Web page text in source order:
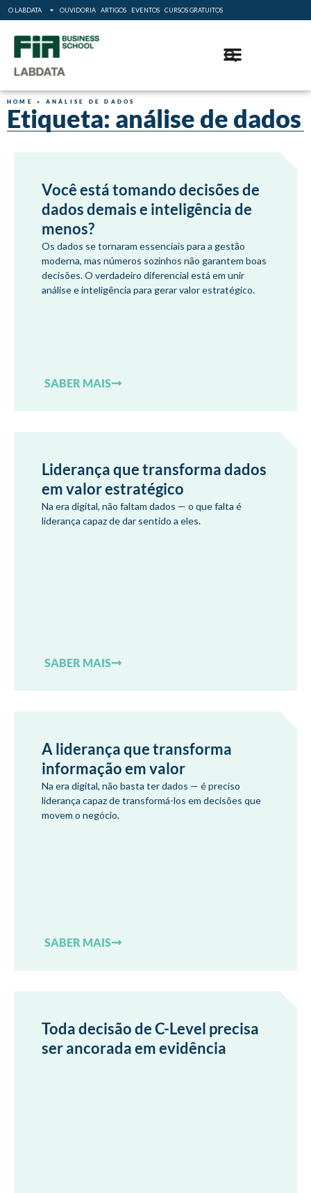
O LABDATA OUVIDORIA ARTIGOS EVENTOS CURSOS GRATUITOS
HOME » ANÁLISE DE DADOS
Etiqueta: análise de dados
Você está tomando decisões de
dados demais e inteligência de
menos?
Os dados se tornaram essenciais para a gestão
moderna, mas números sozinhos não garantem boas
decisões. O verdadeiro diferencial está em unir
análise e inteligência para gerar valor estratégico.
SABER MAIS
Liderança que transforma dados
em valor estratégico
Na era digital, não faltam dados — o que falta é
liderança capaz de dar sentido a eles.
SABER MAIS
A liderança que transforma
informação em valor
Na era digital, não basta ter dados — é preciso
liderança capaz de transformá-los em decisões que
movem o negócio.
SABER MAIS
Toda decisão de C-Level precisa
ser ancorada em evidência